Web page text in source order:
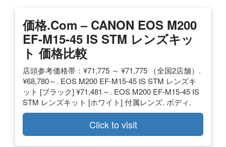
価格.com – CANON EOS M200
EF-M15-45 IS STM レンズキッ
ト価格比較
店頭参考価格帯：¥71,775 ～ ¥71,775 （全国2店舗）.
¥68,780～. EOS M200 EF-M15-45 IS STM レンズキ
ット [ブラック] ¥71,481～. EOS M200 EF-M15-45 IS
STM レンズキット [ホワイト] 付属レンズ. ボディ.
Click to visit